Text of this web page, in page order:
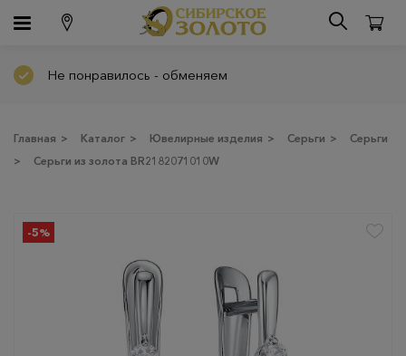
Не понравилось - обменяем
Главная > Каталог > Ювелирные изделия > Серьги >
Серьги
>
Серьги из золота BR2182071010W
-5%